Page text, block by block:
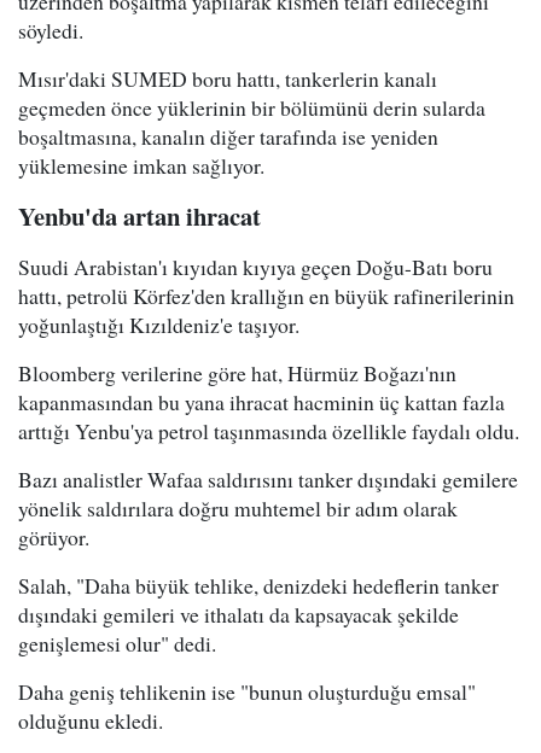
söyledi.
Mısır'daki SUMED boru hattı, tankerlerin kanalı
geçmeden önce yüklerinin bir bölümünü derin sularda
boşaltmasına, kanalın diğer tarafında ise yeniden
yüklemesine imkan sağlıyor.
Yenbu'da artan ihracat
Suudi Arabistan'ı kıyıdan kıyıya geçen Doğu-Batı boru
hattı, petrolü Körfez'den krallığın en büyük rafinerilerinin
yoğunlaştığı Kızıldeniz'e taşıyor.
Bloomberg verilerine göre hat, Hürmüz Boğazı'nın
kapanmasından bu yana ihracat hacminin üç kattan fazla
arttığı Yenbu'ya petrol taşınmasında özellikle faydalı oldu.
Bazı analistler Wafaa saldırısını tanker dışındaki gemilere
yönelik saldırılara doğru muhtemel bir adım olarak
görüyor.
Salah, "Daha büyük tehlike, denizdeki hedeflerin tanker
dışındaki gemileri ve ithalatı da kapsayacak şekilde
genişlemesi olur" dedi.
Daha geniş tehlikenin ise "bunun oluşturduğu emsal"
olduğunu ekledi.